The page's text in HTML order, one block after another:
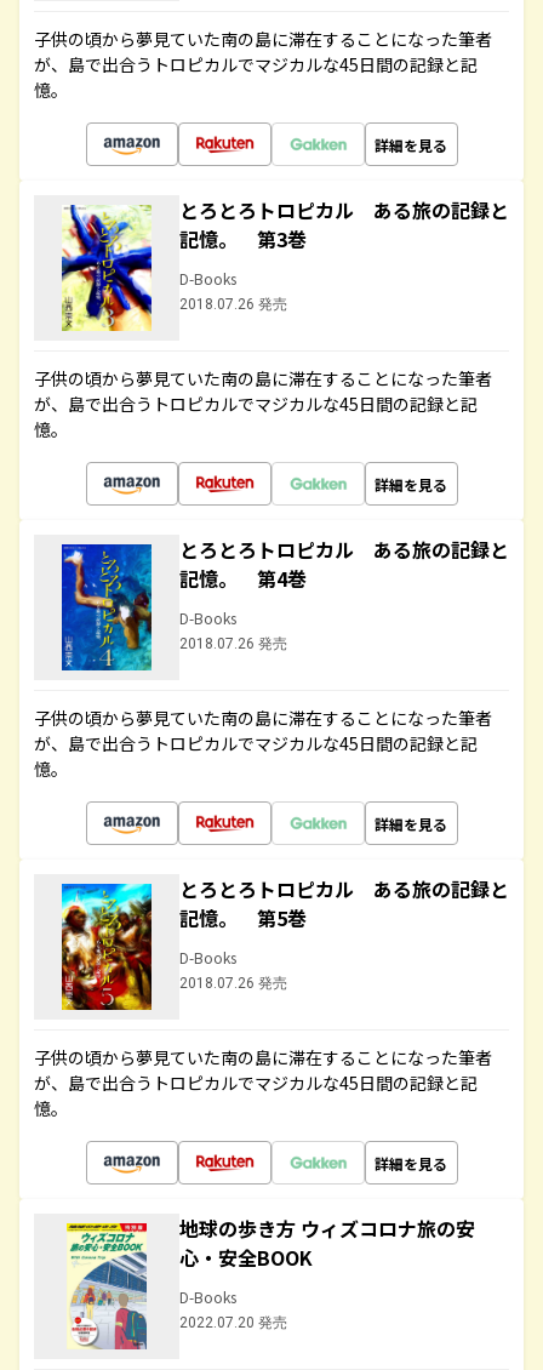
子供の頃から夢見ていた南の島に滞在することになった筆者
が、島で出合うトロピカルでマジカルな45日間の記録と記
憶。
詳細を見る
とろとろトロピカル ある旅の記録と
記憶。 第3巻
D-Books
2018.07.26 発売
子供の頃から夢見ていた南の島に滞在することになった筆者
が、島で出合うトロピカルでマジカルな45日間の記録と記
憶。
詳細を見る
とろとろトロピカル ある旅の記録と
記憶。 第4巻
D-Books
2018.07.26 発売
子供の頃から夢見ていた南の島に滞在することになった筆者
が、島で出合うトロピカルでマジカルな45日間の記録と記
憶。
詳細を見る
とろとろトロピカル ある旅の記録と
記憶。 第5巻
D-Books
2018.07.26 発売
子供の頃から夢見ていた南の島に滞在することになった筆者
が、島で出合うトロピカルでマジカルな45日間の記録と記
憶。
詳細を見る
地球の歩き方 ウィズコロナ旅の安
心・安全BOOK
D-Books
2022.07.20 発売